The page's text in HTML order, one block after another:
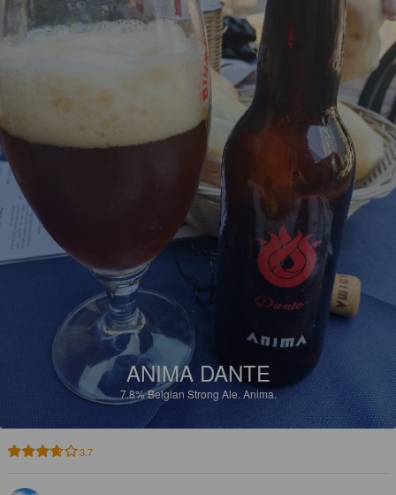
ANIMA DANTE
7.8%Belgian Strong Ale.Anima.
3.7